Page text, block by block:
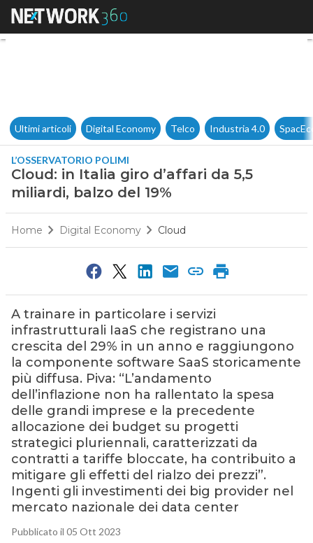
Cloud: in Italia giro d’affari
Ultimi articoli Digital Economy Telco Industria 4.0
L’OSSERVATORIO POLIMI
Cloud: in Italia giro d’affari da 5,5
miliardi, balzo del 19%
Home Digital Economy Cloud
A trainare in particolare i servizi
infrastrutturali IaaS che registrano una
crescita del 29% in un anno e raggiungono
la componente software SaaS storicamente
più diffusa. Piva: “L’andamento
dell’inflazione non ha rallentato la spesa
delle grandi imprese e la precedente
allocazione dei budget su progetti
strategici pluriennali, caratterizzati da
contratti a tariffe bloccate, ha contribuito a
mitigare gli effetti del rialzo dei prezzi”.
Ingenti gli investimenti dei big provider nel
mercato nazionale dei data center
Pubblicato il 05 Ott 2023